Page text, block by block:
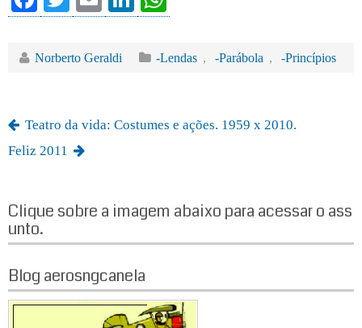
ce
bo
wi
tte
m
ail
nk
ed
ha
ts
Norberto Geraldi -Lendas , -Parábola , -Princípios
Teatro da vida: Costumes e ações. 1959 x 2010.
Feliz 2011
Clique sobre a imagem abaixo para acessar o ass
unto.
Blog aerosngcanela